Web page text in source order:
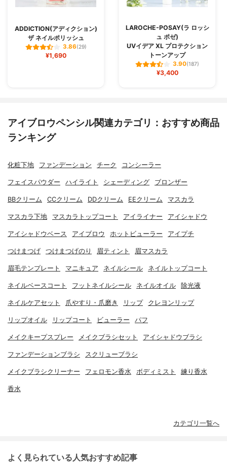
ADDICTION(アディクション)
ザ ネイルポリッシュ
3.86(29)
¥1,690
LAROCHE-POSAY(ラ ロッシ
ュ ポゼ)
UVイデア XL プロテクション
トーンアップ
3.90(187)
¥3,400
アイブロウペンシル関連カテゴリ：おすすめ商品
ランキング
化粧下地 ファンデーション チーク コンシーラー
フェイスパウダー ハイライト シェーディング ブロンザー
BBクリーム CCクリーム DDクリーム EEクリーム マスカラ
マスカラ下地 マスカラトップコート アイライナー アイシャドウ
アイシャドウベース アイブロウ ホットビューラー アイプチ
つけまつげ つけまつげのり 眉ティント 眉マスカラ
眉毛テンプレート マニキュア ネイルシール ネイルトップコート
ネイルベースコート フットネイルシール ネイルオイル 除光液
ネイルケアセット 爪やすり・爪磨き リップ クレヨンリップ
リップオイル リップコート ビューラー パフ
メイクキープスプレー メイクブラシセット アイシャドウブラシ
ファンデーションブラシ スクリューブラシ
メイクブラシクリーナー フェロモン香水 ボディミスト 練り香水
香水
カテゴリ一覧へ
よく見られている人気おすすめ記事